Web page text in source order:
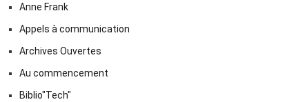
Anne Frank
Appels à communication
Archives Ouvertes
Au commencement
Biblio"Tech"